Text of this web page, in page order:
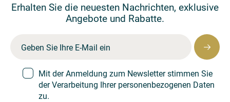
Erhalten Sie die neuesten Nachrichten, exklusive
Angebote und Rabatte.
Mit der Anmeldung zum Newsletter stimmen Sie
der Verarbeitung Ihrer personenbezogenen Daten
zu.